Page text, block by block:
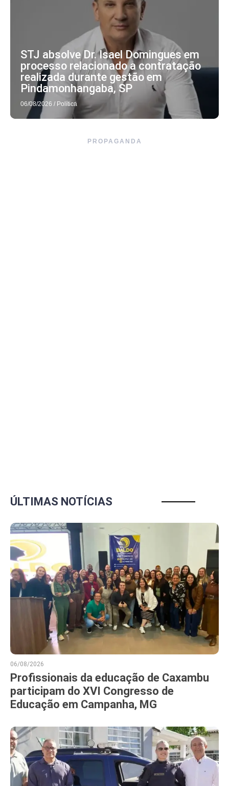
STJ absolve Dr. Isael Domingues em
processo relacionado a contratação
realizada durante gestão em
Pindamonhangaba, SP
06/08/2026 / Política
PROPAGANDA
ÚLTIMAS NOTÍCIAS
06/08/2026
Profissionais da educação de Caxambu
participam do XVI Congresso de
Educação em Campanha, MG